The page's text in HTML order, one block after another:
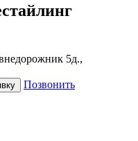
5д.,
Позвонить